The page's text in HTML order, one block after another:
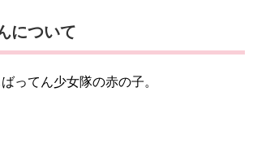
について
ってん少女隊の赤の子。